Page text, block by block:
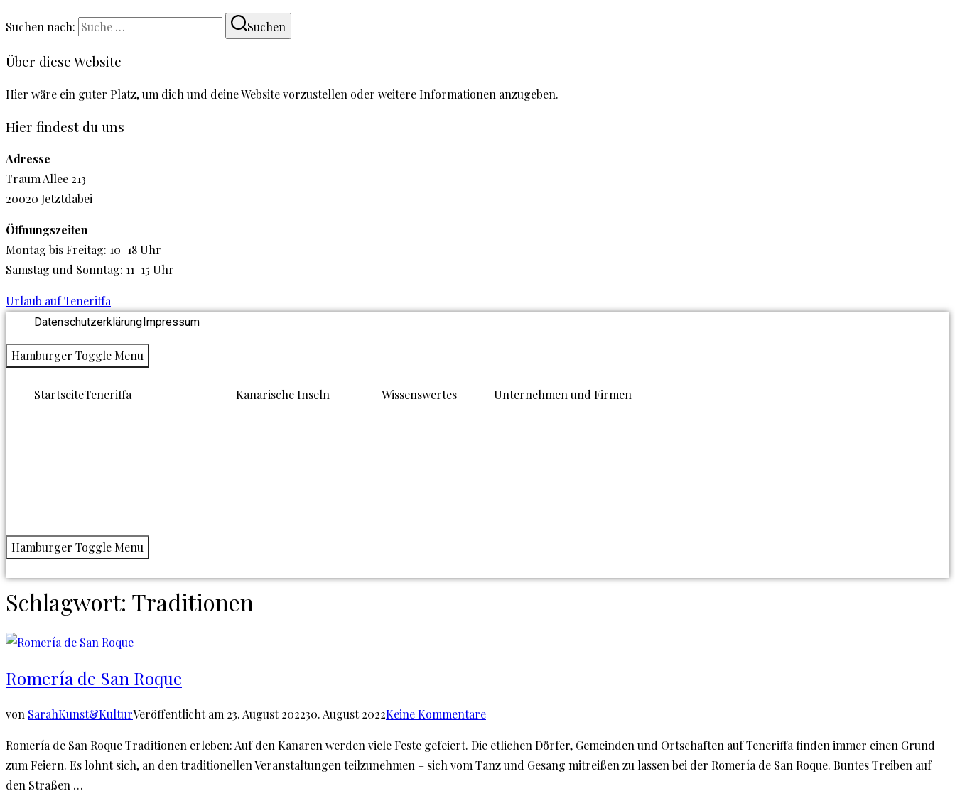
Suchen nach: Suchen
Über diese Website
Hier wäre ein guter Platz, um dich und deine Website vorzustellen oder weitere Informationen anzugeben.
Hier findest du uns
Adresse
Traum Allee 213
20020 Jetztdabei
Öffnungszeiten
Montag bis Freitag: 10–18 Uhr
Samstag und Sonntag: 11–15 Uhr
Urlaub auf Teneriffa
Datenschutzerklärung Impressum
Hamburger Toggle Menu
StartseiteTeneriffa Kanarische Inseln Wissenswertes Unternehmen und Firmen
Hamburger Toggle Menu
Schlagwort: Traditionen
Romería de San Roque
von SarahKunst&KulturVeröffentlicht am 23. August 202230. August 2022Keine Kommentare
Romería de San Roque Traditionen erleben: Auf den Kanaren werden viele Feste gefeiert. Die etlichen Dörfer, Gemeinden und Ortschaften auf Teneriffa finden immer einen Grund
zum Feiern. Es lohnt sich, an den traditionellen Veranstaltungen teilzunehmen – sich vom Tanz und Gesang mitreißen zu lassen bei der Romería de San Roque. Buntes Treiben auf
den Straßen …